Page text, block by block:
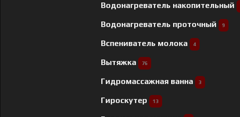
Водонагреватель накопительный
Водонагреватель проточный 9
Вспениватель молока 4
Вытяжка 76
Гидромассажная ванна 3
Гироскутер 13